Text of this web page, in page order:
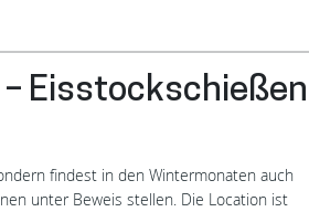
Eisstockschießen
findest in den Wintermonaten auch
unter Beweis stellen. Die Location ist